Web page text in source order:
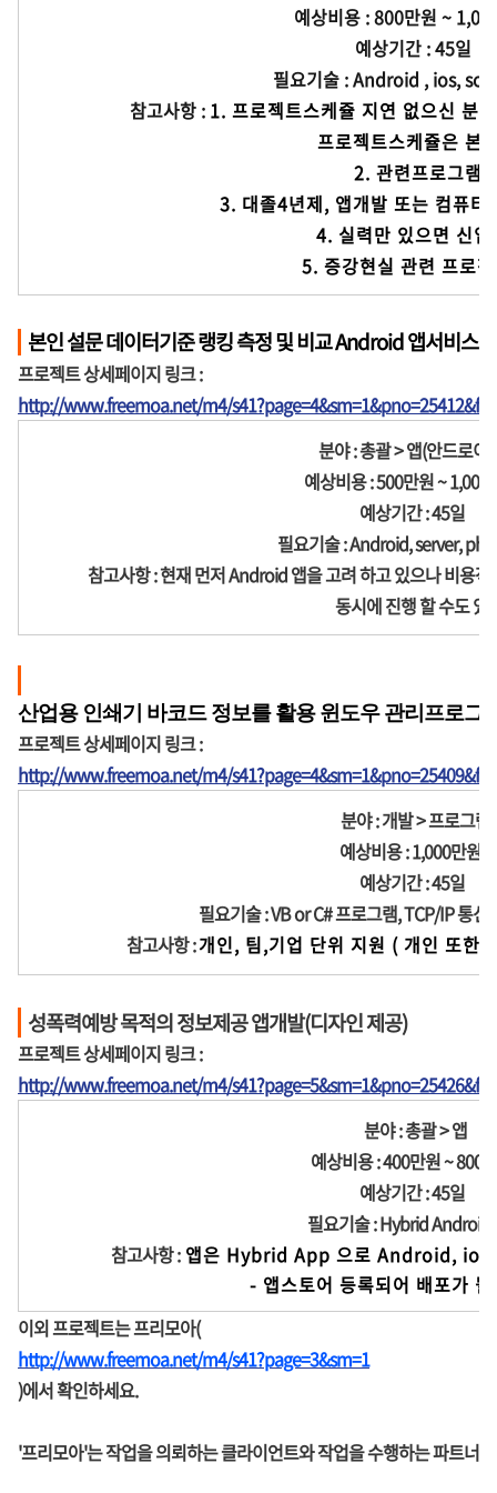
예상비용 : 800만원 ~
예상기간 : 45일
필요기술 : Android , ios,
참고사항 : 1. 프로젝트스케쥴 지연 없으신 분
프로젝트스케
5. 증강현실 관련
본인 설문 데이터기준 랭킹 측정 및 비교 Android 앱서비스
프로젝트 상세페이지 링크 :
http://www.freemoa.net/m4/
분야 : 총괄 > 앱(안드로이
예상비용 : 500만원 ~ 1,000
예상기간 : 45일
필요기술 : Android, server,
참고사항 : 현재 먼저 Android 앱을 고려 하고 있으나 비용
동시에 진행 할 수도 있
산업용 인쇄기 바코드 정보를 활용 윈도우 관리프로그
프로젝트 상세페이지 링크 :
http://www.freemoa.net/m4/
분야 : 개발 > 프로그램
예상비용 : 1,000만원
예상기간 : 45일
필요기술 : VB or C# 프로그램, TCP/IP 통신
참고사항 :개인, 팀,기업 단위 지원 ( 개인 또한
성폭력예방 목적의 정보제공 앱개발(디자인 제공)
프로젝트 상세페이지 링크 :
http://www.freemoa.net/m4/
분야 : 총괄 > 앱
예상비용 : 400만원 ~ 800
예상기간 : 45일
필요기술 : Hybrid Android,
참고사항 : 앱은 Hybrid App 으로 Android, ios
- 앱스토어 등록되어 배
이외 프로젝트는 프리모아(
http://www.freemoa.net/m4/s41?page=3&sm=1
)에서 확인하세요.
'프리모아'는 작업을 의뢰하는 클라이언트와 작업을 수행하는 파트너